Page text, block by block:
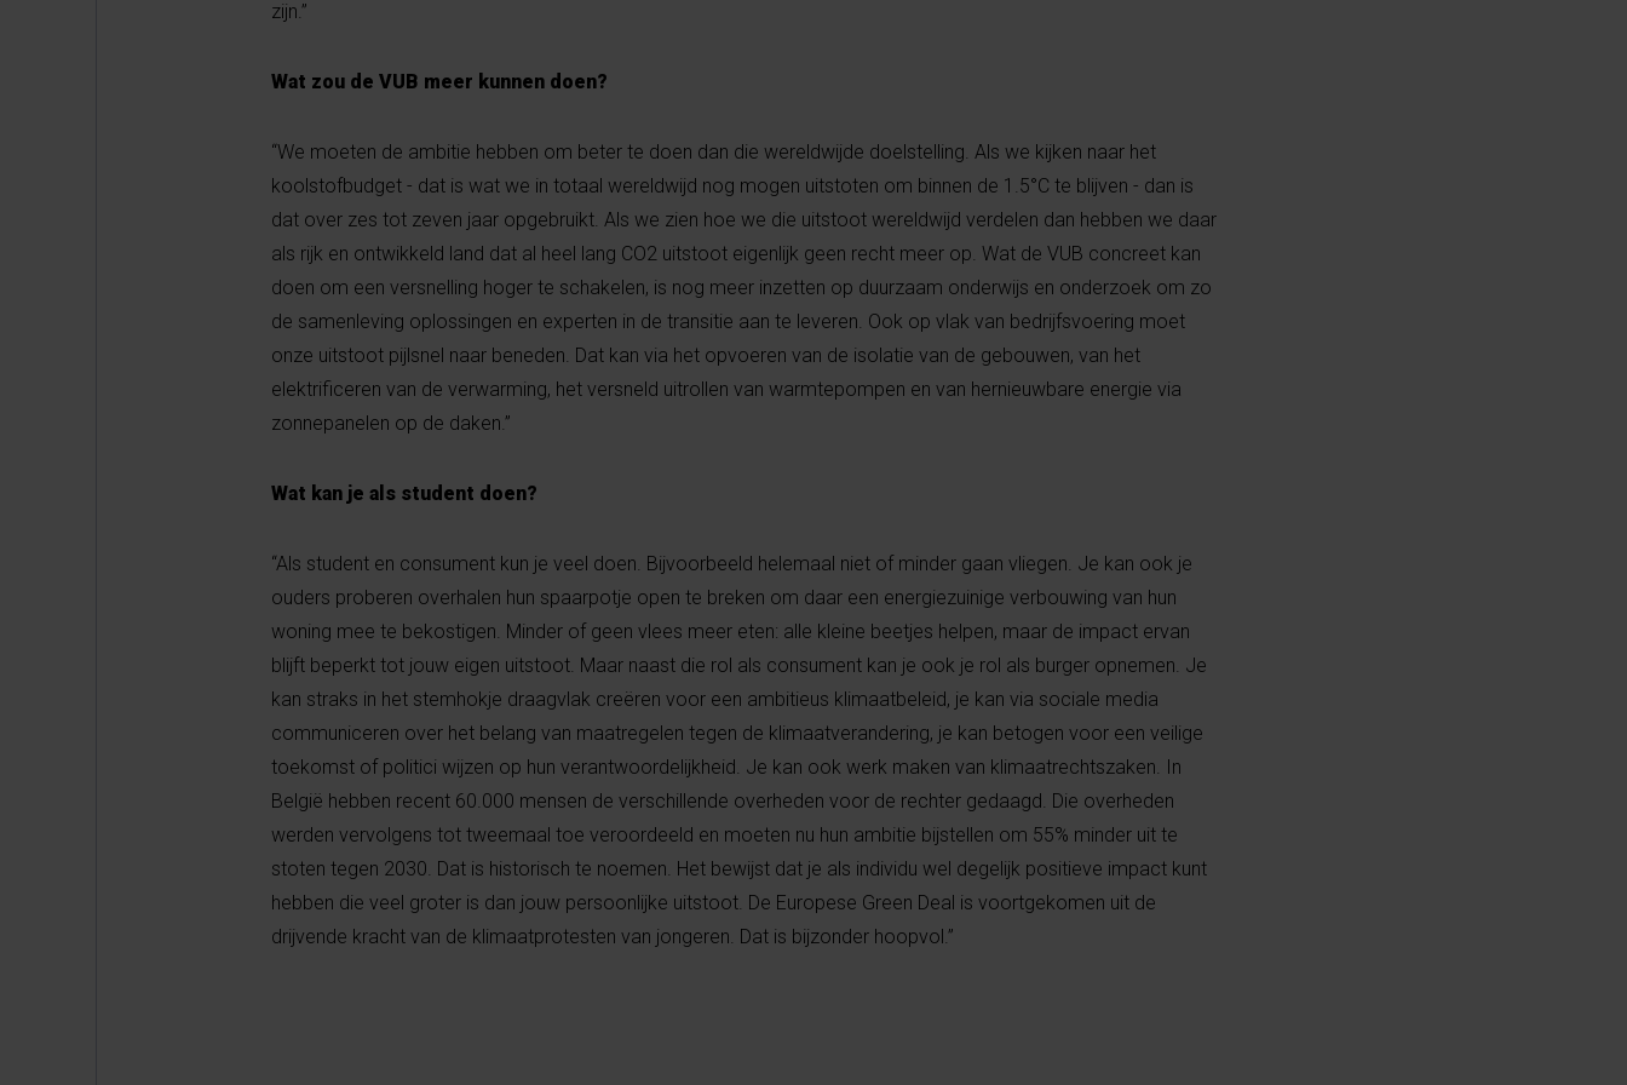
zijn.”
Wat zou de VUB meer kunnen doen?
“We moeten de ambitie hebben om beter te doen dan die wereldwijde doelstelling. Als we kijken naar het
koolstofbudget - dat is wat we in totaal wereldwijd nog mogen uitstoten om binnen de 1.5°C te blijven - dan is
dat over zes tot zeven jaar opgebruikt. Als we zien hoe we die uitstoot wereldwijd verdelen dan hebben we daar
als rijk en ontwikkeld land dat al heel lang CO2 uitstoot eigenlijk geen recht meer op. Wat de VUB concreet kan
doen om een versnelling hoger te schakelen, is nog meer inzetten op duurzaam onderwijs en onderzoek om zo
de samenleving oplossingen en experten in de transitie aan te leveren. Ook op vlak van bedrijfsvoering moet
onze uitstoot pijlsnel naar beneden. Dat kan via het opvoeren van de isolatie van de gebouwen, van het
elektrificeren van de verwarming, het versneld uitrollen van warmtepompen en van hernieuwbare energie via
zonnepanelen op de daken.”
Wat kan je als student doen?
“Als student en consument kun je veel doen. Bijvoorbeeld helemaal niet of minder gaan vliegen. Je kan ook je
ouders proberen overhalen hun spaarpotje open te breken om daar een energiezuinige verbouwing van hun
woning mee te bekostigen. Minder of geen vlees meer eten: alle kleine beetjes helpen, maar de impact ervan
blijft beperkt tot jouw eigen uitstoot. Maar naast die rol als consument kan je ook je rol als burger opnemen. Je
kan straks in het stemhokje draagvlak creëren voor een ambitieus klimaatbeleid, je kan via sociale media
communiceren over het belang van maatregelen tegen de klimaatverandering, je kan betogen voor een veilige
toekomst of politici wijzen op hun verantwoordelijkheid. Je kan ook werk maken van klimaatrechtszaken. In
België hebben recent 60.000 mensen de verschillende overheden voor de rechter gedaagd. Die overheden
werden vervolgens tot tweemaal toe veroordeeld en moeten nu hun ambitie bijstellen om 55% minder uit te
stoten tegen 2030. Dat is historisch te noemen. Het bewijst dat je als individu wel degelijk positieve impact kunt
hebben die veel groter is dan jouw persoonlijke uitstoot. De Europese Green Deal is voortgekomen uit de
drijvende kracht van de klimaatprotesten van jongeren. Dat is bijzonder hoopvol.”